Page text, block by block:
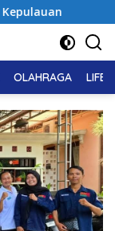
Pendiri No Viral
OLAHRAGA